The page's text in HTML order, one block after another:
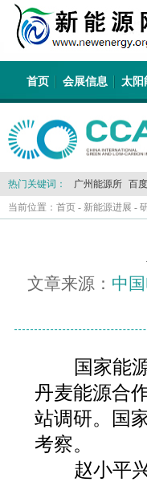
首页 会展信息 太阳
热门关键词： 广州能源所 百度
当前位置： 首页 - 新能源进展 -
文章来源： 中
国家能
丹麦能源合
站调研。国
考察。
赵小平